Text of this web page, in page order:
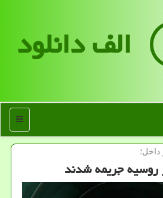
الف دانلود
منو
داخل؛
جریمه شدند